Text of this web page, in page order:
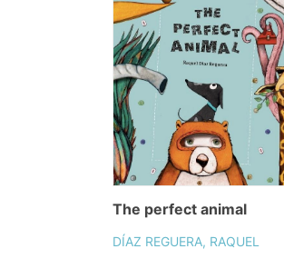
The perfect animal
DÍAZ REGUERA, RAQUEL